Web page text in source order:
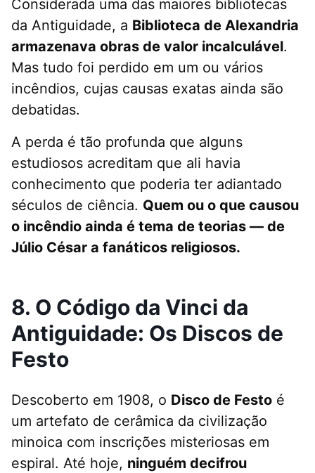
Considerada uma das maiores bibliotecas
da Antiguidade, a Biblioteca de Alexandria
armazenava obras de valor incalculável.
Mas tudo foi perdido em um ou vários
incêndios, cujas causas exatas ainda são
debatidas.
A perda é tão profunda que alguns
estudiosos acreditam que ali havia
conhecimento que poderia ter adiantado
séculos de ciência. Quem ou o que causou
o incêndio ainda é tema de teorias — de
Júlio César a fanáticos religiosos.
8. O Código da Vinci da
Antiguidade: Os Discos de
Festo
Descoberto em 1908, o Disco de Festo é
um artefato de cerâmica da civilização
minoica com inscrições misteriosas em
espiral. Até hoje, ninguém decifrou